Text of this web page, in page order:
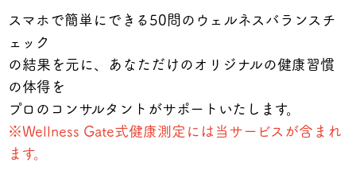
スマホで簡単にできる50問のウェルネスバランスチ
ェック
の結果を元に、あなただけのオリジナルの健康習慣
の体得を
プロのコンサルタントがサポートいたします。
※Wellness Gate式健康測定には当サービスが含まれ
ます。